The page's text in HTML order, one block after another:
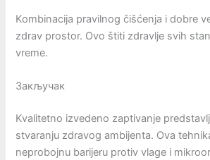
Kombinacija pravilnog čišćenja i dobre
zdrav prostor. Ovo štiti zdravlje svih
vreme.
Закључак
Kvalitetno izvedeno zaptivanje
stvaranju zdravog ambijenta. Ova
neprobojnu barijeru protiv vlage i